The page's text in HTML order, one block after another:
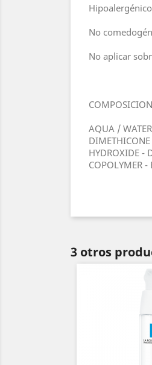
No
No aplicar
COMPOSICION
AQUA /
HYDROXIDE -
COPOLYMER
3 otros